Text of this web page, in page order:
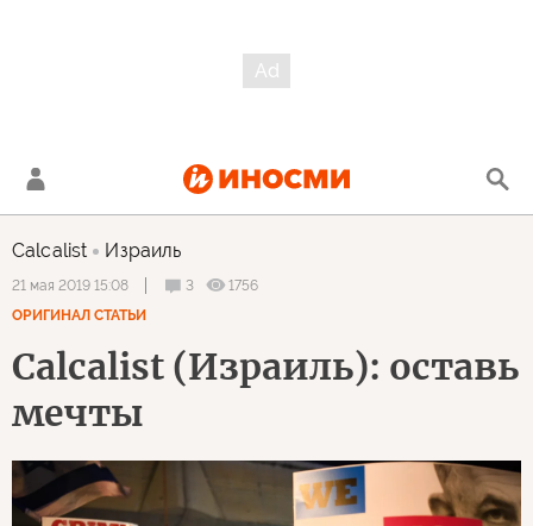
Calcalist Израиль
21 мая 2019 15:08 3
1756
ОРИГИНАЛ СТАТЬИ
Calcalist (Израиль): оставь
мечты